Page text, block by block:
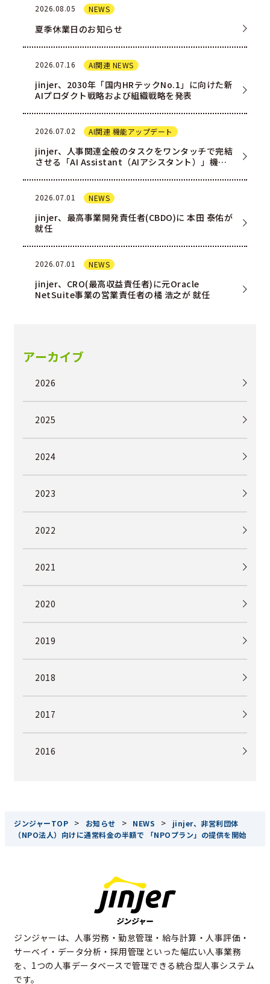
2026.08.05 NEWS
夏季休業日のお知らせ
2026.07.16 AI関連 NEWS
jinjer、2030年「国内HRテックNo.1」に向けた新
AIプロダクト戦略および組織戦略を発表
2026.07.02 AI関連 機能アップデート
jinjer、人事関連全般のタスクをワンタッチで完結
させる「AI Assistant（AIアシスタント）」機能
2026.07.01 NEWS
jinjer、最高事業開発責任者(CBDO)に 本田 泰佑が
就任
2026.07.01 NEWS
jinjer、CRO(最高収益責任者)に元Oracle
NetSuite事業の営業責任者の橘 浩之が 就任
アーカイブ
2026
2025
2024
2023
2022
2021
2020
2019
2018
2017
2016
ジンジャーTOP > お知らせ > NEWS >
jinjer、非営利団体
（NPO法人）向けに通常料金の半額で 「NPOプラン」の提供を開始
ジンジャーは、人事労務・勤怠管理・給与計算・人事評価・
サーベイ・データ分析・採用管理といった幅広い人事業務
を、1つの人事データベースで管理できる統合型人事システム
です。